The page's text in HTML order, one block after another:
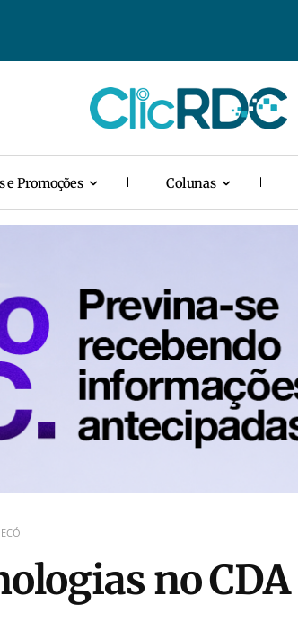
e Promoções Colunas
no CDA